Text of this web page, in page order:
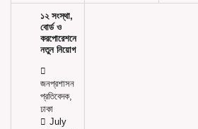
১২ সংস্থা,
বোর্ড ও
করপোরেশনে
নতুন নিয়োগ
জনপ্রশাসন
প্রতিবেদক,
ঢাকা
July